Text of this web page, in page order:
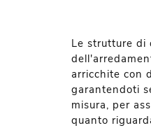
Le strutture di
arricchite con
garantendoti
misura, per
quanto